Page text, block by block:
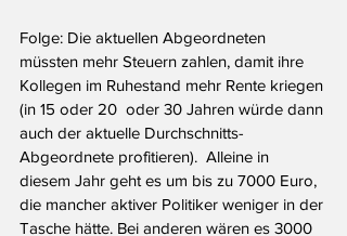
Folge: Die aktuellen Abgeordneten
müssten mehr Steuern zahlen, damit ihre
Kollegen im Ruhestand mehr Rente kriegen
(in 15 oder 20  oder 30 Jahren würde dann
auch der aktuelle Durchschnitts-
Abgeordnete profitieren).  Alleine in
diesem Jahr geht es um bis zu 7000 Euro,
die mancher aktiver Politiker weniger in der
Tasche hätte. Bei anderen wären es 3000